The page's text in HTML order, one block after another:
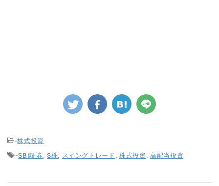
-株式投資
-SBI証券, S株, スイングトレード,株式投資, 高配当投資